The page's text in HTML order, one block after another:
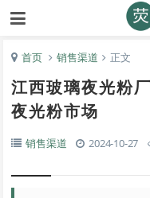
首页 销售渠道 正文
江西玻璃夜光粉
夜光粉市场
销售渠道 2024-10-27